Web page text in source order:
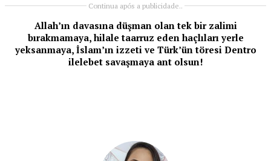
Continua após a publicidade..
Allah’ın davasına düşman olan tek bir zalimi
bırakmamaya, hilale taarruz eden haçlıları yerle
yeksanmaya, İslam’ın izzeti ve Türk’ün töresi Dentro
ilelebet savaşmaya ant olsun!